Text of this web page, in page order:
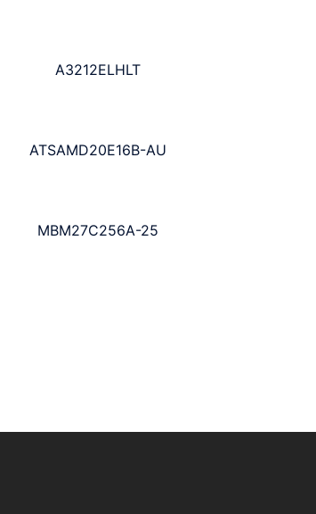
A3212ELHLT
ATSAMD20E16B-AU
MBM27C256A-25